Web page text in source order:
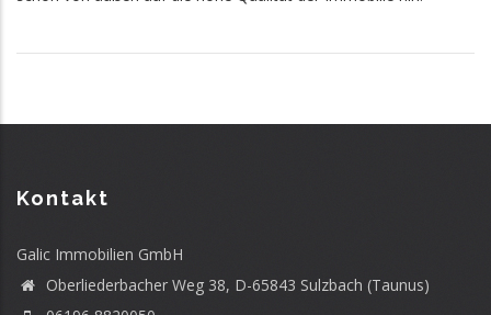
Kontakt
Galic Immobilien GmbH
Oberliederbacher Weg 38, D-65843 Sulzbach (Taunus)